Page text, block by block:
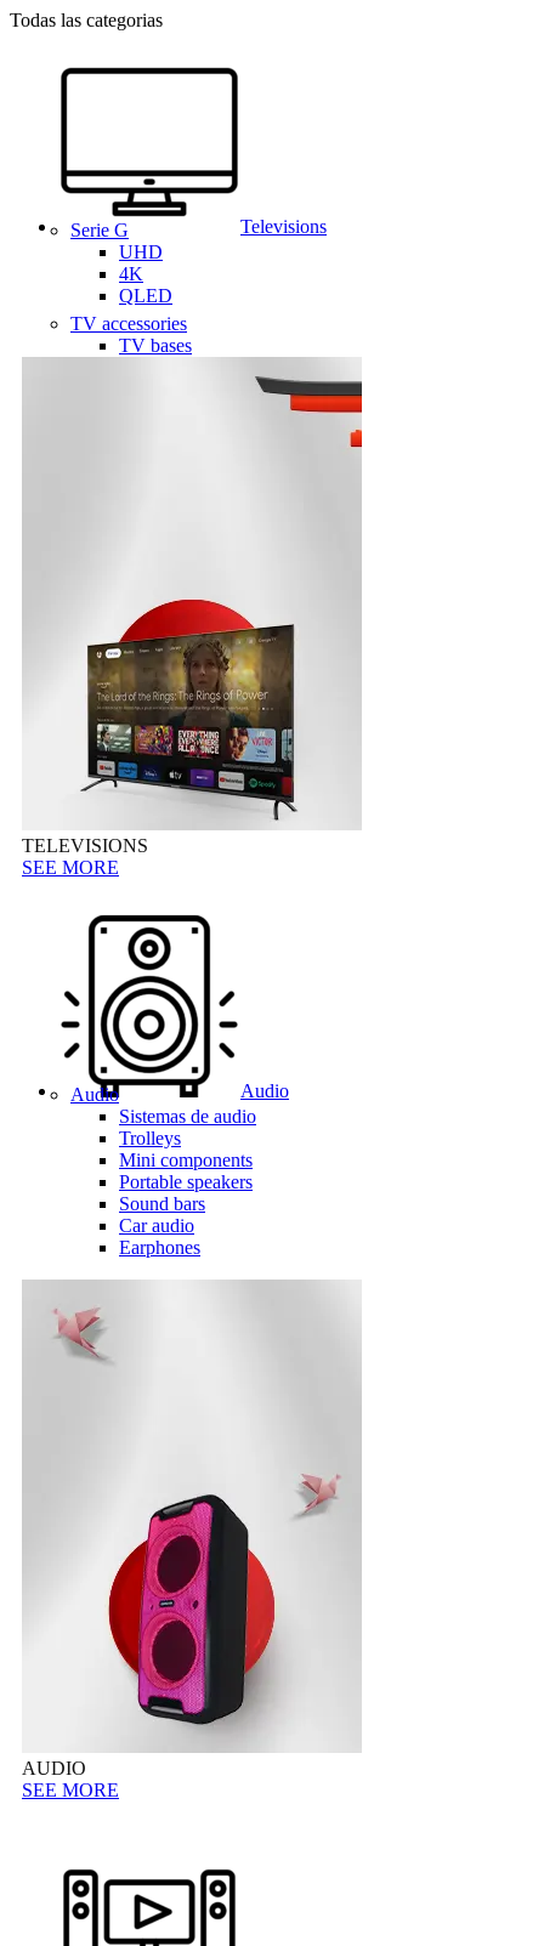
Todas las categorias
Televisions
Serie G
UHD
4K
QLED
TV accessories
TV bases
TELEVISIONS
SEE MORE
Audio
Audio
Sistemas de audio
Trolleys
Mini components
Portable speakers
Sound bars
Car audio
Earphones
AUDIO
SEE MORE